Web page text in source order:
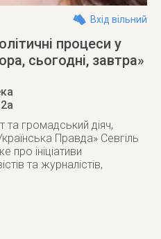
Вхід вільний
процеси у
сьогодні, завтра»
та громадський діяч,
Правда» Севгіль
ініціативи
та журналістів,